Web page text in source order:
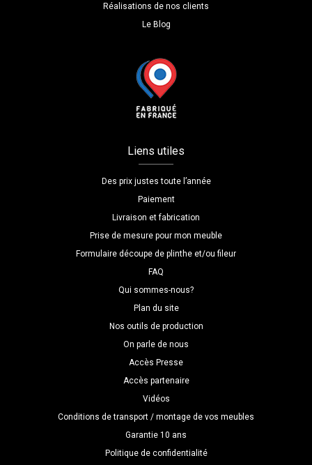
Réalisations de nos clients
Le Blog
Liens utiles
Des prix justes toute l’année
Paiement
Livraison et fabrication
Prise de mesure pour mon meuble
Formulaire découpe de plinthe et/ou fileur
FAQ
Qui sommes-nous?
Plan du site
Nos outils de production
On parle de nous
Accès Presse
Accès partenaire
Vidéos
Conditions de transport / montage de vos meubles
Garantie 10 ans
Politique de confidentialité